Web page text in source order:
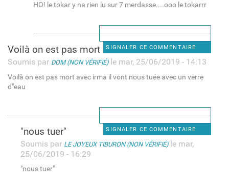
HO! le tokar y na rien lu sur 7 merdasse....ooo le tokarrr
SIGNALER CE COMMENTAIRE
Voilà on est pas mort avec
Soumis par DOM (NON VÉRIFIÉ)le mar, 25/06/2019 - 14:13
Voilà on est pas mort avec irma il vont nous tuée avec un verre
d"eau
SIGNALER CE COMMENTAIRE
"nous tuer"
Soumis par LE JOYEUX TIBURON (NON VÉRIFIÉ)le mar,
25/06/2019 - 16:29
"nous tuer"